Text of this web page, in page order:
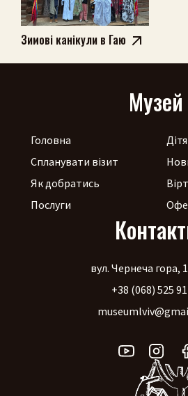
Зимові канікули в Гаю
Музей
Головна
Спланувати візит
Як добратись
Послуги
вул. Чернеча гора,
+38 (068) 525